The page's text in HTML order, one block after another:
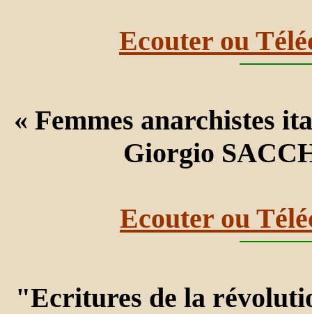
Ecouter ou
« Femmes anarchistes
Giorgio
Ecouter ou
"Ecritures de la